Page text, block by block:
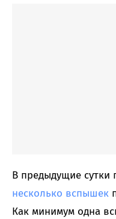
В предыдущие сутки
несколько вспышек
Как минимум одна